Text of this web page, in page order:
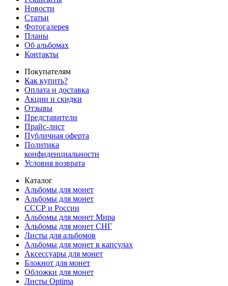
Новости
Статьи
Фотогалерея
Планы
Об альбомах
Контакты
Покупателям
Как купить?
Оплата и доставка
Акции и скидки
Отзывы
Представители
Прайс-лист
Публичная оферта
Политика
конфиденциальности
Условия возврата
Каталог
Альбомы для монет
Альбомы для монет
СССР и России
Альбомы для монет Мира
Альбомы для монет СНГ
Листы для альбомов
Альбомы для монет в капсулах
Аксессуары для монет
Блокнот для монет
Обложки для монет
Листы Optima